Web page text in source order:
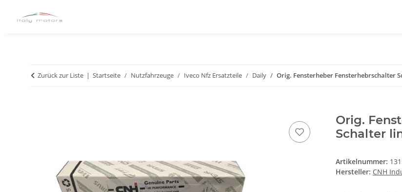
Zurück zur Liste Startseite Nutzfahrzeuge Iveco Nfz Ersatzteile Daily Orig. Fensterheber Fensterhebrschalter
Orig.
Schalter
Artikelnummer:
Hersteller: CNH